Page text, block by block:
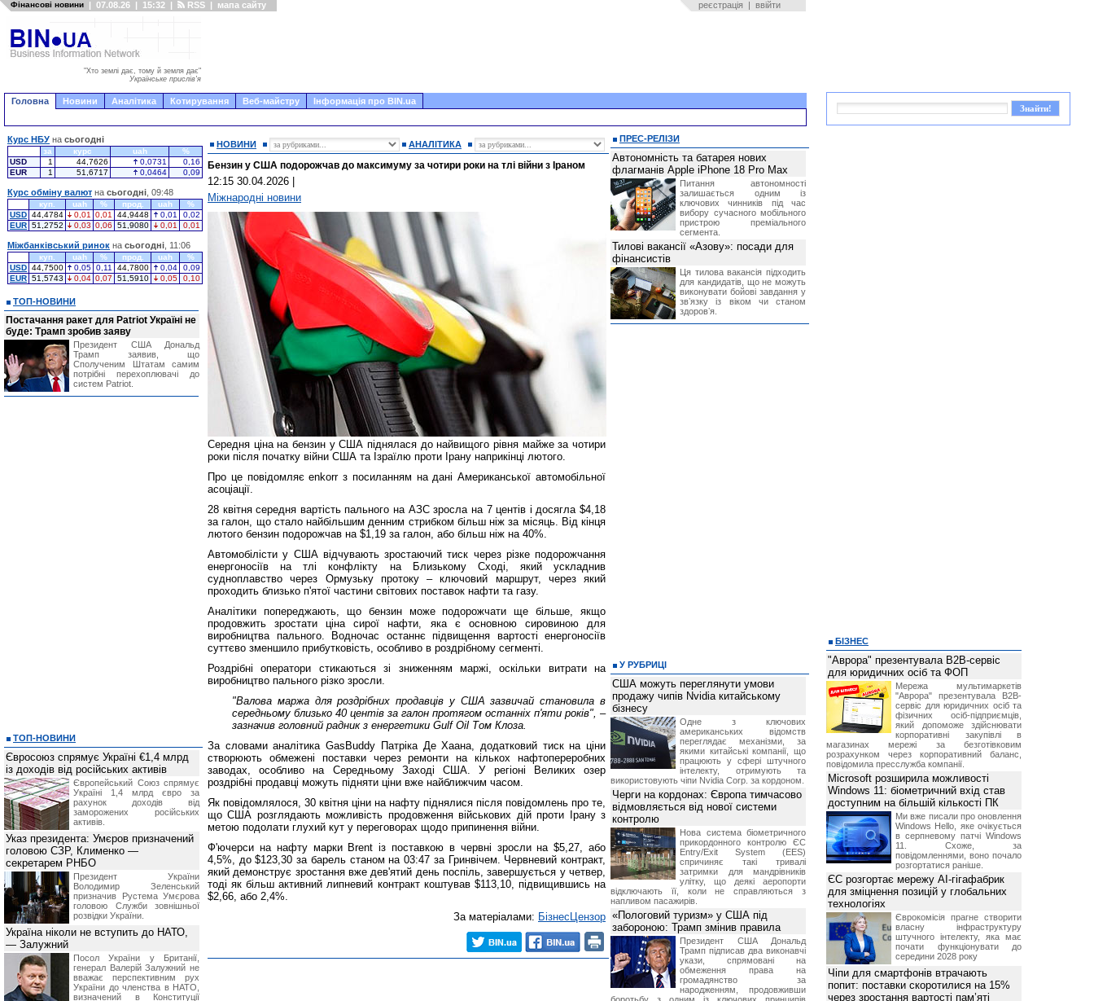
Фінансові новини | 07.08.26 | 15:32 | RSS | мапа сайту реєстрація | ввійти
"Хто землі дає, тому й земля дає"
Українське прислів'я
Головна Новини Аналітика Котирування Веб-майстру Інформація про BIN.ua
НОВИНИ АНАЛІТИКА
Бензин у США подорожчав до максимуму за чотири роки на тлі війни з Іраном
12:15 30.04.2026
Міжнародні новини
Середня ціна на бензин у США піднялася до найвищого рівня майже за чотири
роки після початку війни США та Ізраїлю проти Ірану наприкінці лютого.
Про це повідомляє enkorr з посиланням на дані Американської автомобільної
асоціації.
28 квітня середня вартість пального на АЗС зросла на 7 центів і досягла $4,18
за галон, що стало найбільшим денним стрибком більш ніж за місяць. Від кінця
лютого бензин подорожчав на $1,19 за галон, або більш ніж на 40%.
Автомобілісти у США відчувають зростаючий тиск через різке подорожчання
енергоносіїв на тлі конфлікту на Близькому Сході, який ускладнив
судноплавство через Ормузьку протоку ‒ ключовий маршрут, через який
проходить близько п'ятої частини світових поставок нафти та газу.
Аналітики попереджають, що бензин може подорожчати ще більше, якщо
продовжить зростати ціна сирої нафти, яка є основною сировиною для
виробництва пального. Водночас останнє підвищення вартості енергоносіїв
суттєво зменшило прибутковість, особливо в роздрібному сегменті.
Роздрібні оператори стикаються зі зниженням маржі, оскільки витрати на
виробництво пального різко зросли.
"Валова маржа для роздрібних продавців у США зазвичай становила в
середньому близько 40 центів за галон протягом останніх п'яти років", ‒
зазначив головний радник з енергетики Gulf Oil Том Клоза.
За словами аналітика GasBuddy Патріка Де Хаана, додатковий тиск на ціни
створюють обмежені поставки через ремонти на кількох нафтопереробних
заводах, особливо на Середньому Заході США. У регіоні Великих озер
роздрібні продавці можуть підняти ціни вже найближчим часом.
Як повідомлялося, 30 квітня ціни на нафту піднялися після повідомлень про те,
що США розглядають можливість продовження військових дій проти Ірану з
метою подолати глухий кут у переговорах щодо припинення війни.
Ф'ючерси на нафту марки Brent із поставкою в червні зросли на $5,27, або
4,5%, до $123,30 за барель станом на 03:47 за Гринвічем. Червневий контракт,
який демонструє зростання вже дев'ятий день поспіль, завершується у четвер,
тоді як більш активний липневий контракт коштував $113,10, підвищившись на
$2,66, або 2,4%.
За матеріалами: БізнесЦензор
Курс НБУ на сьогодні
за курс uah
%
USD
1 44,7626 0,0731
0,16
EUR
1 51,6717 0,0464 0,09
Курс обміну валют на сьогодні , 09:48
куп. uah % прод. uah
%
USD 44,4784 0,01 0,01 44,9448 0,01
0,02
EUR 51,2752 0,03 0,06 51,9080 0,01 0,01
Міжбанківський ринок на сьогодні , 11:06
куп. uah % прод. uah
%
USD 44,7500 0,05 0,11 44,7800 0,04
0,09
EUR 51,5743 0,04 0,07 51,5910 0,05 0,10
ТОП-НОВИНИ
Постачання ракет для Patriot Україні не
буде: Трамп зробив заяву
Президент США Дональд
Трамп заявив, що
Сполученим Штатам самим
потрібні перехоплювачі до
систем Patriot.
ТОП-НОВИНИ
Євросоюз спрямує Україні €1,4 млрд
із доходів від російських активів
Європейський Союз спрямує
Україні 1,4 млрд євро за
рахунок доходів від
заморожених російських
активів.
Указ президента: Умєров призначений
головою СЗР, Клименко —
секретарем РНБО
Президент України
Володимир Зеленський
призначив Pустема Умєрова
головою Служби зовнішньої
розвідки України.
Україна ніколи не вступить до НАТО,
— Залужний
Посол України у Британії,
генерал Валерій Залужний не
вважає перспективним рух
України до членства в НАТО,
визначений в Конституції
ПРЕС-РЕЛІЗИ
Автономність та батарея нових
флагманів Apple iPhone 18 Pro Max
Питання автономності
залишається одним із
ключових чинників під час
вибору сучасного мобільного
пристрою преміального
сегмента.
Тилові вакансії «Азову»: посади для
фінансистів
Ця тилова вакансія підходить
для кандидатів, що не можуть
виконувати бойові завдання у
звʼязку із віком чи станом
здоровʼя.
У РУБРИЦІ
США можуть переглянути умови
продажу чипів Nvidia китайському
бізнесу
Одне з ключових
американських відомств
переглядає механізми, за
якими китайські компанії, що
працюють у сфері штучного
інтелекту, отримують та
використовують чіпи Nvidia Corp. за кордоном.
Черги на кордонах: Європа тимчасово
відмовляється від нової системи
контролю
Нова система біометричного
прикордонного контролю ЄС
Entry/Exit System (EES)
спричиняє такі тривалі
затримки для мандрівників
улітку, що деякі аеропорти
відключають її, коли не справляються з
напливом пасажирів.
«Пологовий туризм» у США під
забороною: Трамп змінив правила
Президент США Дональд
Трамп підписав два виконавчі
укази, спрямовані на
обмеження права на
громадянство за
народженням, продовживши
БІЗНЕС
"Аврора" презентувала B2B-сервіс
для юридичних осіб та ФОП
Мережа мультимаркетів
"Аврора" презентувала B2B-
сервіс для юридичних осіб та
фізичних осіб-підприємців,
який допоможе здійснювати
корпоративні закупівлі в
магазинах мережі за безготівковим
розрахунком через корпоративний баланс,
повідомила пресслужба компанії.
Microsoft розширила можливості
Windows 11: біометричний вхід став
доступним на більшій кількості ПК
Ми вже писали про оновлення
Windows Hello, яке очікується
в серпневому патчі Windows
11. Схоже, за
повідомленнями, воно почало
розгортатися раніше.
ЄС розгортає мережу AI-гігафабрик
для зміцнення позицій у глобальних
технологіях
Єврокомісія прагне створити
власну інфраструктуру
штучного інтелекту, яка має
почати функціонувати до
середини 2028 року
Чіпи для смартфонів втрачають
попит: поставки скоротилися на 15%
через зростання вартості пам’яті